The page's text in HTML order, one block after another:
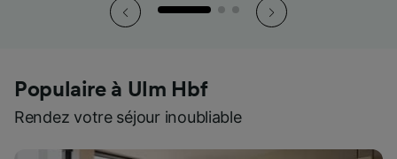
Populaire à Ulm Hbf
Rendez votre séjour inoubliable